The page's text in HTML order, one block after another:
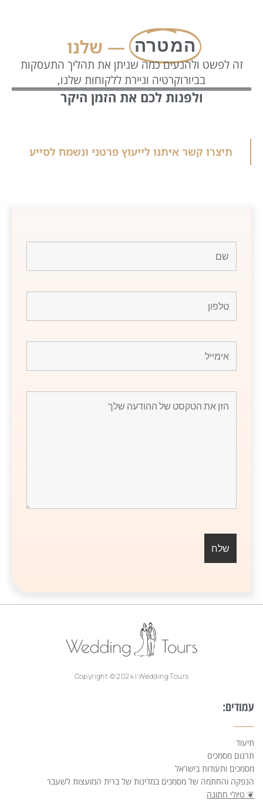
המטרה — שלנו
זה לפשט ולהנעים כמה שניתן את תהליך התעסקות
בביורוקרטיה וניירת ללקוחות שלנו,
ולפנות לכם את הזמן היקר
תיצרו קשר איתנו לייעוץ פרטני ונשמח לסייע
Copyright © 2024 | Wedding Tours
עמודים:
תיעוד
תרגום מסמכים
מסמכים ותעודות בישראל
הנפקה והחתמה של מסמכים במדינות של ברית המועצות לשעבר
❦ טיולי חתונה